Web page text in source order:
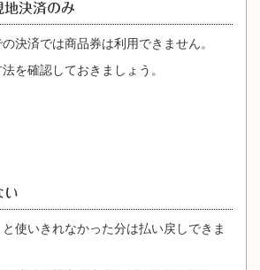
地決済のみ
決済では商品券は利用できません。
を確認しておきましょう。
い
使いきれなかった分は払い戻しできま